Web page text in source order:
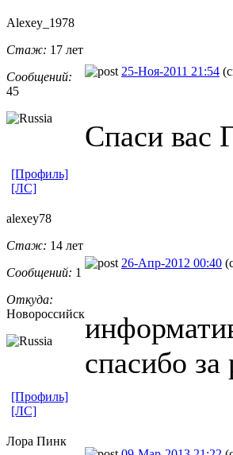
Alexey_1978
Стаж: 17 лет
Сообщений:
45
25-Ноя-2011 21:54
Спаси вас
[Профиль]
[ЛС]
alexey78
Стаж: 14 лет
Сообщений: 1
Откуда:
Новороссийск
26-Апр-2012 00:40
спасибо за
[Профиль]
[ЛС]
Лора Пинк